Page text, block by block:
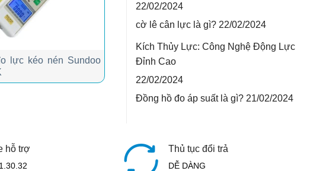
22/02/2024
cờ lê cân lực là gì? 22/02/2024
Kích Thủy Lực: Công Nghệ Động Lực
Đỉnh Cao
22/02/2024
Đồng hồ đo áp suất là gì? 21/02/2024
lực kéo nén Sundoo
hỗ trợ Thủ tục đổi trả
DỄ DÀNG